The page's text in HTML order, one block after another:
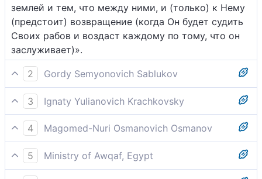
землей и тем, что между ними, и (только) к Нему
(предстоит) возвращение (когда Он будет судить
Своих рабов и воздаст каждому по тому, что он
заслуживает)».
2
Gordy Semyonovich Sablukov
Иудеи и Назаряне говорят: "Мы сыны Бога и
возлюбленные Его". Скажи: "Почему же Он
наказывает вас за грехи ваши?" Напротив, вы
человеки, из тех, кого сотворил Он: Он прощает
тому, кому хочет, и наказывает, кого хочет. Богу
принадлежит царственная власть над небесами,
3
Ignaty Yulianovich Krachkovsky
И сказали иудеи и христиане: "Мы - сыны Аллаха
и возлюбленные Его". Скажи: "Тогда почему Он вас
наказывает за ваши грехи? Нет, вы - только люди
из тех, кого Он создал. Он прощает, кому
4
Magomed-Nuri Osmanovich Osmanov
Иудеи и христиане утверждают: "Мы - сыны
Аллахаи любимцы его". Скажи [, Мухаммад]: "Так
5
Ministry of Awqaf, Egypt